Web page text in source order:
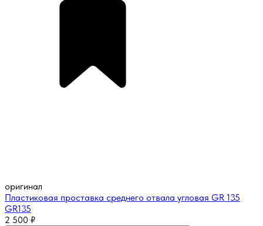
оригинал
Пластиковая проставка среднего отвала угловая GR 135
GR135
2 500 ₽